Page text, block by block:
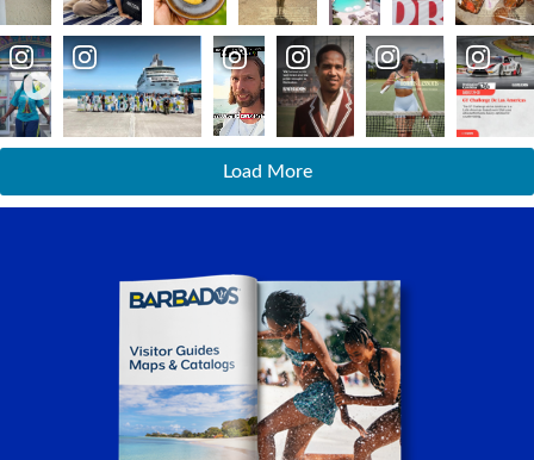
Load More